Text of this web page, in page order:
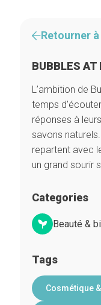
Retourner
BUBBLES AT
L’ambition de
temps
réponses à
savons
repartent avec
un grand sourir
Categories
Beauté &
Tags
Cosmétique